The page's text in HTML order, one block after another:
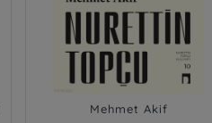
Mehmet Akif